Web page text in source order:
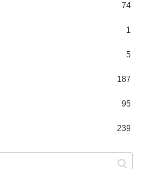
74
1
5
187
95
239